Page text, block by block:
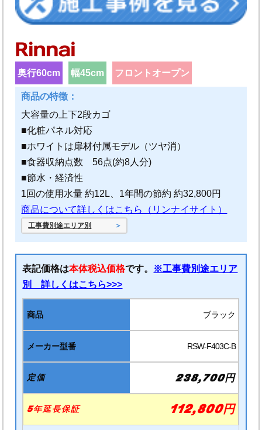
奥行60cm 幅45cm フロントオープン
大容量の上下2段カゴ
■化粧パネル対応
■ホワイトは扉材付属モデル（ツヤ消）
■食器収納点数 56点(約8人分)
■節水・経済性
1回の使用水量 約12L、1年間の節約 約32,800円
商品について詳しくはこちら（リンナイサイト）
工事費別途エリア別
表記価格は本体税込価格です。 ※工事費別途エリア
別 詳しくはこちら>>>
ブラック
RSW-F403C-B
238,700円
112,800円